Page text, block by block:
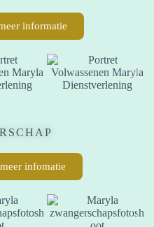
informatie
infomatie